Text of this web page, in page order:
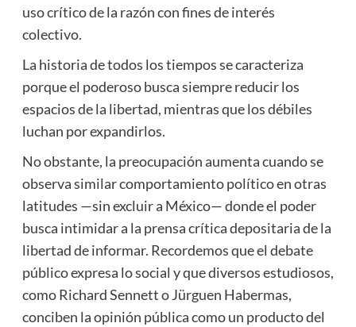
uso crítico de la razón con fines de interés
colectivo.
La historia de todos los tiempos se caracteriza
porque el poderoso busca siempre reducir los
espacios de la libertad, mientras que los débiles
luchan por expandirlos.
No obstante, la preocupación aumenta cuando se
observa similar comportamiento político en otras
latitudes —sin excluir a México— donde el poder
busca intimidar a la prensa crítica depositaria de la
libertad de informar. Recordemos que el debate
público expresa lo social y que diversos estudiosos,
como Richard ­Sennett o Jürguen Habermas,
conciben la opinión pública como un producto del